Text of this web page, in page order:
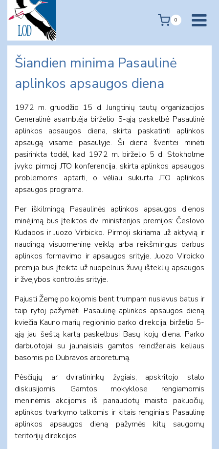
content
0
Šiandien minima Pasaulinė
aplinkos apsaugos diena
1972 m. gruodžio 15 d. Jungtinių tautų organizacijos
Generalinė asamblėja birželio 5-ąją paskelbė Pasaulinė
aplinkos apsaugos diena, skirta paskatinti aplinkos
apsaugą visame pasaulyje. Ši diena šventei minėti
pasirinkta todėl, kad 1972 m. birželio 5 d. Stokholme
įvyko pirmoji JTO konferencija, skirta aplinkos apsaugos
problemoms aptarti, o vėliau sukurta JTO aplinkos
apsaugos programa.
Per iškilmingą Pasaulinės aplinkos apsaugos dienos
minėjimą bus įteiktos dvi ministerijos premijos: Česlovo
Kudabos ir Juozo Virbicko. Pirmoji skiriama už aktyvią ir
naudingą visuomeninę veiklą arba reikšmingus darbus
aplinkos formavimo ir apsaugos srityje. Juozo Virbicko
premija bus įteikta už nuopelnus žuvų išteklių apsaugos
ir žvejybos kontrolės srityje.
Pajusti Žemę po kojomis bent trumpam nusiavus batus ir
taip rytoj pažymėti Pasaulinę aplinkos apsaugos dieną
kviečia Kauno marių regioninio parko direkcija, birželio 5-
ąją jau šeštą kartą paskelbusi Basų kojų diena. Parko
darbuotojai su jaunaisiais gamtos reindžeriais keliaus
basomis po Dubravos arboretumą.
Pėsčiųjų ar dviratininkų žygiais, apskritojo stalo
diskusijomis, Gamtos mokyklose rengiamomis
meninėmis akcijomis iš panaudotų maisto pakuočių,
aplinkos tvarkymo talkomis ir kitais renginiais Pasaulinę
aplinkos apsaugos dieną pažymės kitų saugomų
teritorijų direkcijos.